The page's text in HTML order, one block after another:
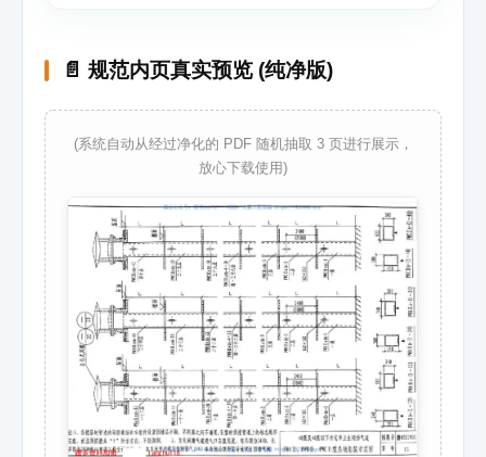
📄 规范内页真实预览 (纯净版)
(系统自动从经过净化的 PDF 随机抽取 3 页进行展示，
放心下载使用)